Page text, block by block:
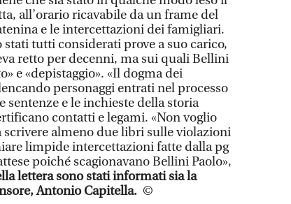
all’orario ricavabile da un frame del
e le intercettazioni dei famigliari.
tutti considerati prove a suo carico,
retto per decenni, ma sui quali Bellini
e «depistaggio». «Il dogma dei
personaggi entrati nel processo
e le inchieste della storia
contatti e legami. «Non voglio
almeno due libri sulle violazioni
limpide intercettazioni fatte dalla pg
poiché scagionavano Bellini Paolo»,
lettera sono stati informati sia la
Antonio Capitella. ©